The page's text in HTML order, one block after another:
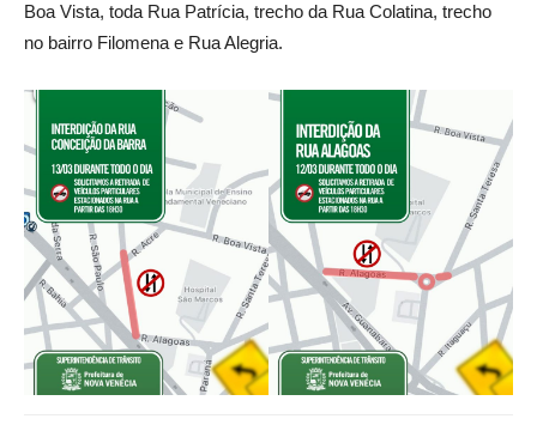
Boa Vista, toda Rua Patrícia, trecho da Rua Colatina, trecho
no bairro Filomena e Rua Alegria.